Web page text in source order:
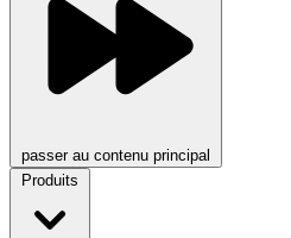
passer au contenu principal
Produits